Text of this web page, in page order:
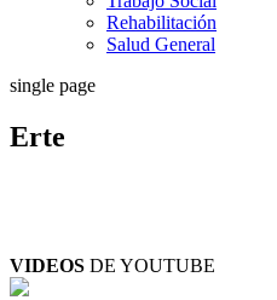
Rehabilitación
Salud General
single page
Erte
VIDEOS DE YOUTUBE